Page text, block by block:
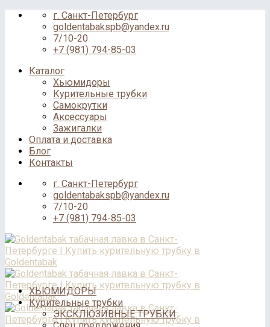
Skip
г. Санкт-Петербург
goldentabakspb@yandex.ru
7/10-20
+7 (981) 794-85-03
Каталог
Хьюмидоры
Курительные трубки
Самокрутки
Аксессуары
Зажигалки
Оплата и доставка
Блог
Контакты
г. Санкт-Петербург
goldentabakspb@yandex.ru
7/10-20
+7 (981) 794-85-03
ХЬЮМИДОРЫ
Курительные трубки
ЭКСКЛЮЗИВНЫЕ ТРУБКИ